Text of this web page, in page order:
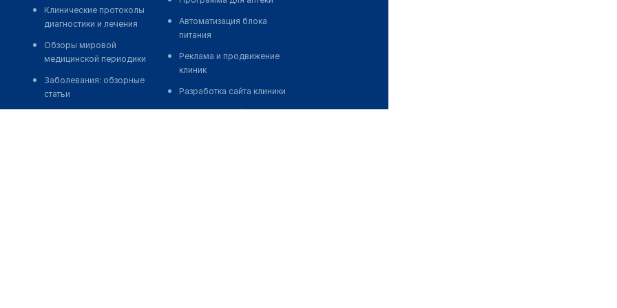
Клинические протоколы
диагностики и лечения
Обзоры мировой
медицинской периодики
Заболевания: обзорные
статьи
Автоматизация блока
питания
Реклама и продвижение
клиник
Разработка сайта клиники
Разработка сайта клиники в